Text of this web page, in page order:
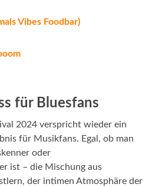
Vibes Foodbar)
für Bluesfans
2024 verspricht wieder ein
für Musikfans. Egal, ob man
oder
ist – die Mischung aus
der intimen Atmosphäre der